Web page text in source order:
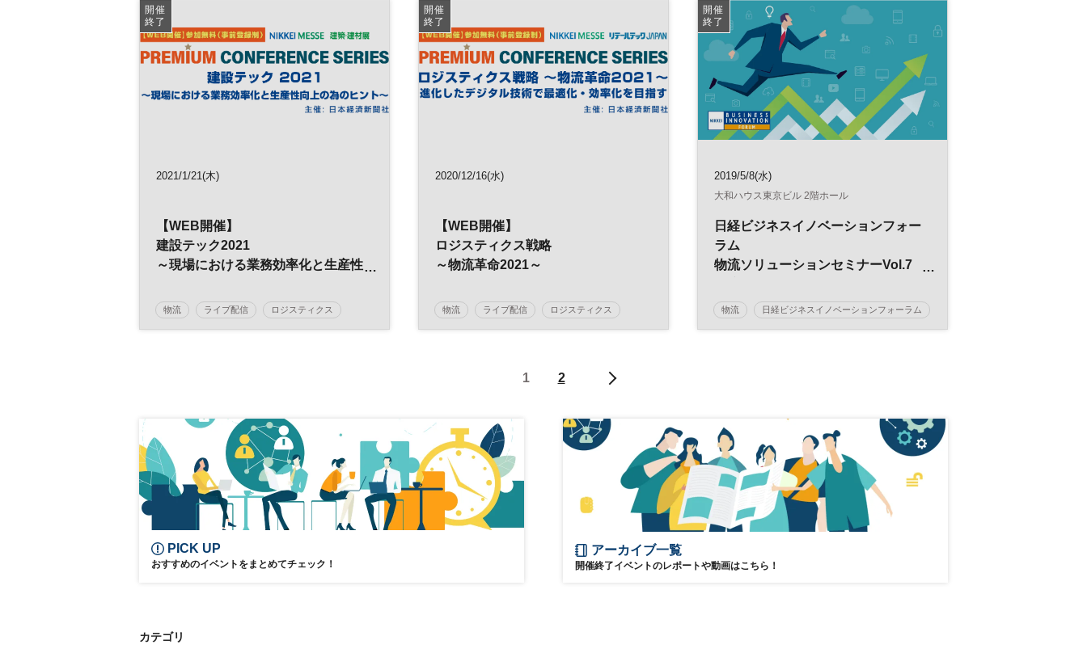
生産管理
グローバルリスク リスク管理 BCP
人工知能 経営 IoT リスク
リスクマネジメント
サプライチェーン
イノベーション
企業立地 リスク グローバル 製造業
サプライチェーン 参加無料
日経産業新聞フォーラム
デジタルトランスフォーメーション
DX 参加無料
日経メッセプレミアム・カンファレンス・シリー
開催
終了
2021/1/21(木)
【WEB開催】
建設テック2021
～現場における業務効率化と生産性
物流 ライブ配信 ロジスティクス
開催
終了
2020/12/16(水)
【WEB開催】
ロジスティクス戦略
～物流革命2021～
物流 ライブ配信 ロジスティクス
開催
終了
2019/5/8(水)
大和ハウス東京ビル 2階ホール
日経ビジネスイノベーションフォー
ラム
物流ソリューションセミナーVol.7
出す物流～
物流 日経ビジネスイノベーションフォーラム
1 2
PICK UP
おすすめのイベントをまとめてチェック！
アーカイブ一覧
開催終了イベントのレポートや動画はこちら！
カテゴリ